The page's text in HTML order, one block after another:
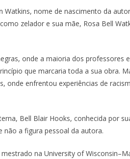
nome de nascimento da
zelador e sua mãe, Rosa Bell
onde a maioria dos professores
que marcaria toda a sua obra.
onde enfrentou experiências de
Bell Blair Hooks, conhecida por
não a figura pessoal da autora.
na University of